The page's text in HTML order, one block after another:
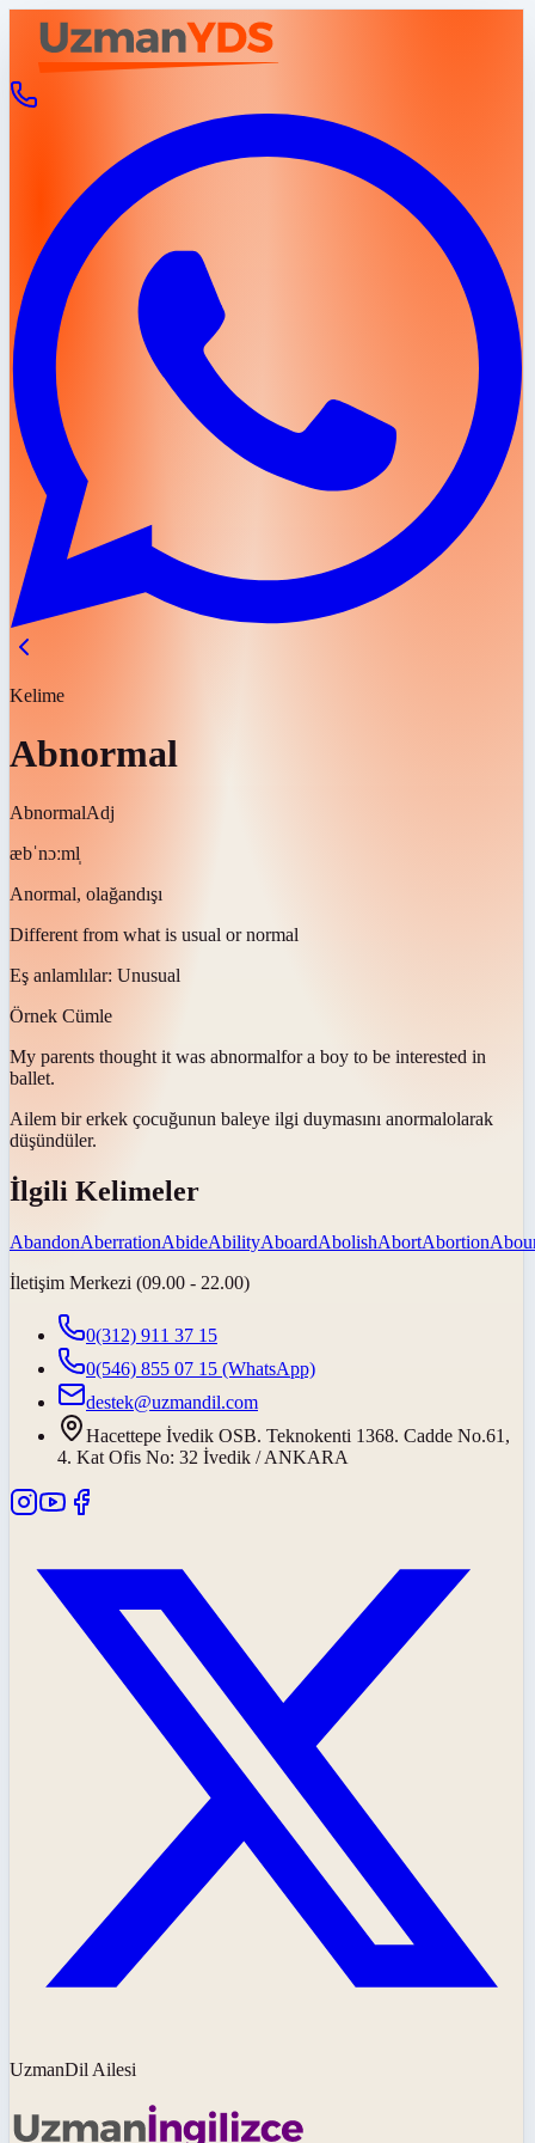
Kelime
Abnormal
AbnormalAdj
æbˈnɔːml̩
Anormal, olağandışı
Different from what is usual or normal
Eş anlamlılar: Unusual
Örnek Cümle
My parents thought it was abnormalfor a boy to be interested in
ballet.
Ailem bir erkek çocuğunun baleye ilgi duymasını anormalolarak
düşündüler.
İlgili Kelimeler
AbandonAberrationAbideAbilityAboardAbolishAbortAbortion
İletişim Merkezi (09.00 - 22.00)
0(312) 911 37 15
0(546) 855 07 15 (WhatsApp)
destek@uzmandil.com
Hacettepe İvedik OSB. Teknokenti 1368. Cadde No.61,
4. Kat Ofis No: 32 İvedik / ANKARA
UzmanDil Ailesi